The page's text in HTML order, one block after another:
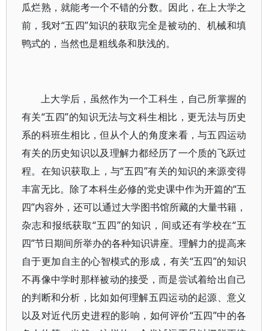
瓜烂熟，就能考一个不错的分数。因此，在上大学之
前，我对“五四”知识的获取完全是被动的、机械和填
鸭式的，当然也是粗线条和肤浅的。
上大学后，虽然作为一个工科生，自己所掌握的
有关“五四”的知识无法与文科生相比，更无法与历史
系的科班生相比，但从个人的角度来看，与五四运动
有关的历史知识以及理解力都经历了一个质的飞跃过
程。在知识获取上，与“五四”有关的知识的来源变得
丰富无比。除了本科生必修的党史课中作为开篇的“五
四”内容外，还可以通过大学图书馆所藏的大量书籍，
杂志和报纸获取“五四”的知识，间或还有学校在“五
四”节日期间所举办的各种知识讲座。理解力的提高来
自于更加自主的心智模式的形成，有关“五四”的知识
不再像中学时那样被动的接受，而是尝试着给出自己
的判断和分析，比如如何理解五四运动的起源、意义
以及对近代历史进程的影响，如何评价“五四”中的各